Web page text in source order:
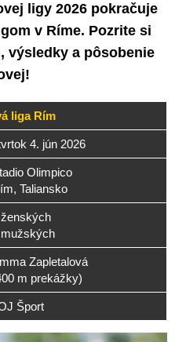
ligy 2026 pokračuje
v Ríme. Pozrite si
výsledky a pôsobenie
liga Rím
4. jún 2026
Olimpico
Taliansko
Zapletalová
m prekážky)
Šport